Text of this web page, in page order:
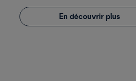
En découvrir plus